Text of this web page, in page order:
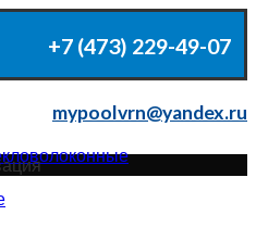
+7 (473) 229-49-07
mypoolvrn@yandex.ru